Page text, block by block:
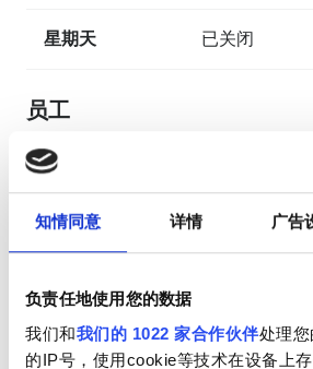
知情同意 详情 广告
负责任地使用您的数据
我们和我们的 1022 家合作伙伴处理
的IP号，使用cookie等技术在设备上
星期天 已关闭
员工